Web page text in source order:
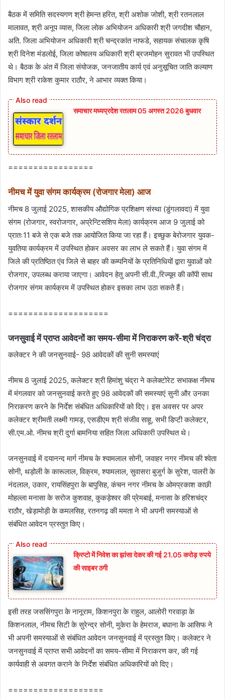
बैठक में समिति सदस्यगण श्री हेमन्त हरित, श्री अशोक जोशी, श्री रतनलाल
मालावत, श्री अनूप व्यास, जिला लोक अभियोजन अधिकारी श्री जगदीश चौहान,
अति. जिला अभियोजन अधिकारी श्री चन्द्रकांत नाफडे, सहायक संचालक कृषि
श्री दिनेश मंडलोई, जिला कोषालय अधिकारी श्री ब्रजमोहन सुरावत भी उपस्थित
थे। बैठक के अंत में जिला संयोजक, जनजातीय कार्य एवं अनुसूचित जाति कल्याण
विभाग श्री राकेश कुमार राठौर, ने आभार व्यक्त किया।
समाचार मध्यप्रदेश रतलाम 05 अगस्त 2026 बुधवार
=================
नीमच में युवा संगम कार्यक्रम (रोजगार मेला) आज
नीमच 8 जुलाई 2025, शासकीय औद्योगिक प्रशिक्षण संस्था (डुंगलावदा) में युवा
संगम (रोजगार, स्वरोजगार, अप्रेन्टिसशिप मेला) कार्यक्रम आज 9 जुलाई को
प्रातः11 बजे से एक बजे तक आयोजित किया जा रहा हैं। इच्छुक बेरोजगार युवक-
युवतिया कार्यक्रम में उपस्थित होकर अवसर का लाभ ले सकते हैं। युवा संगम में
जिले की प्रतिष्ठित एंव जिले से बाहर की कम्पनियों के प्रतिनिधियों द्वारा युवाओं को
रोजगार, उपलब्ध कराया जाएगा। आवेदन हेतु अपनी सी.वी.,रिज्यूम की कॉपी साथ
रोजगार संगम कार्यक्रम में उपस्थित होकर इसका लाभ उठा सकते हैं।
====================
जनसुवाई में प्राप्‍त आवेदनों का समय-सीमा में निराकरण करें-श्री चंद्रा
कलेक्‍टर ने की जनसुनवाई- 98 आवेदकों की सुनी समस्‍याएं
नीमच 8 जुलाई 2025, कलेक्‍टर श्री हिमांशु चंद्रा ने कलेक्‍टोरेट सभाकक्ष नीमच
में मंगलवार को जनसुनवाई करते हुए 98 आवेदकों की समस्‍याएं सुनी और उनका
निराकरण करने के निर्देश संबंधित अधिकारियों को दिए। इस अवसर पर अपर
कलेक्‍टर श्रीमती लक्ष्‍मी गामड़, एसडीएम श्री संजीव साहू, सभी डिप्‍टी कलेक्‍टर,
सी.एम.ओ. नीमच श्री दुर्गा बामनिया सहित जिला अधिकारी उपस्थित थे।
जनसुनवाई में दयानन्‍द मार्ग नीमच के श्‍यामलाल सोनी, जवाहर नगर नीमच की श्‍वेता
सोनी, थड़ोली के कारूलाल, विक्रम, श्‍यामलाल, सुवासरा बुजुर्ग के सुरेश, पालरी के
नंदलाल, उकार, रायसिंहपुरा के बापुसिह, कंचन नगर नीमच के ओमप्रकाश काछी
मोहल्‍ला मनासा के सरोज कुशवाह, कुकड़ेश्‍वर की प्रेमबाई, मनासा के हरिशचंद्र
राठौर, खेड़ामोड़ी के कमलसिह, रतनगढ़ की ममता ने भी अपनी समस्‍याओं से
संबंधित आवेदन प्रस्‍तुत किए।
क्रिप्टो में निवेश का झांसा देकर की गई 21.05 करोड़ रुपये
की साइबर ठगी
इसी तरह जससिंगपुरा के नानूराम, किशनपुरा के राहुल, आलोरी गरवाड़ा के
किशनलाल, नीमच सिटी के सुरेन्‍द्र सोनी, मुकेरा के हेमराज, बघाना के आसिफ ने
भी अपनी समस्‍याओं से संबंधित आवेदन जनसुनवाई में प्रस्‍तुत किए। कलेक्‍टर ने
जनसुनवाई में प्राप्‍त सभी आवेदनों का समय-सीमा में निराकरण कर, की गई
कार्यवाही से अवगत कराने के निर्देश संबंधित अधिकारियों को दिए।
===================